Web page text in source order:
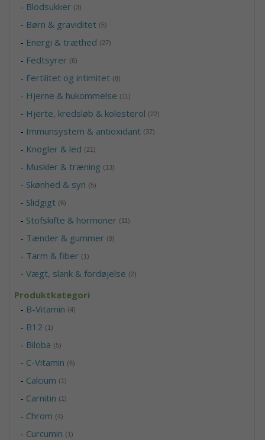
- Blodsukker (3)
- Børn & graviditet (5)
- Energi & træthed (27)
- Fedtsyrer (6)
- Fertilitet og intimitet (8)
- Hjerne & hukommelse (11)
- Hjerte, kredsløb & kolesterol (22)
- Immunsystem & antioxidant (37)
- Knogler & led (21)
- Muskler & træning (13)
- Skønhed & syn (5)
- Slidgigt (6)
- Stofskifte & hormoner (11)
- Tænder & gummer (9)
- Tarm & fiber (1)
-Vægt, slank & fordøjelse (2)
Produktkategori
- B-Vitamin (4)
- B12 (1)
- Biloba (5)
- C-Vitamin (6)
- Calcium (1)
- Carnitin (1)
- Chrom (4)
- Curcumin (1)